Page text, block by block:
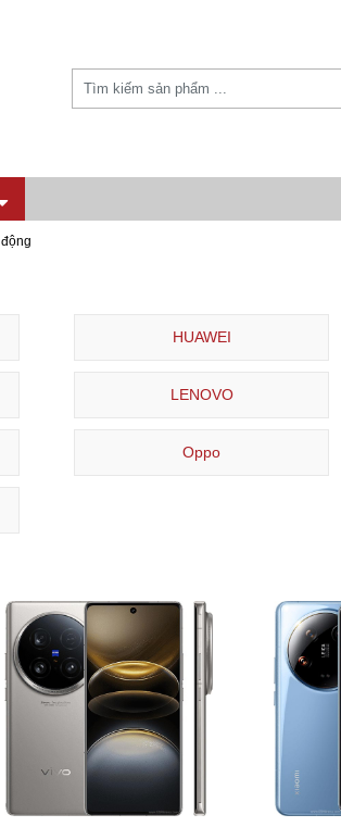
HUAWEI
LENOVO
Oppo